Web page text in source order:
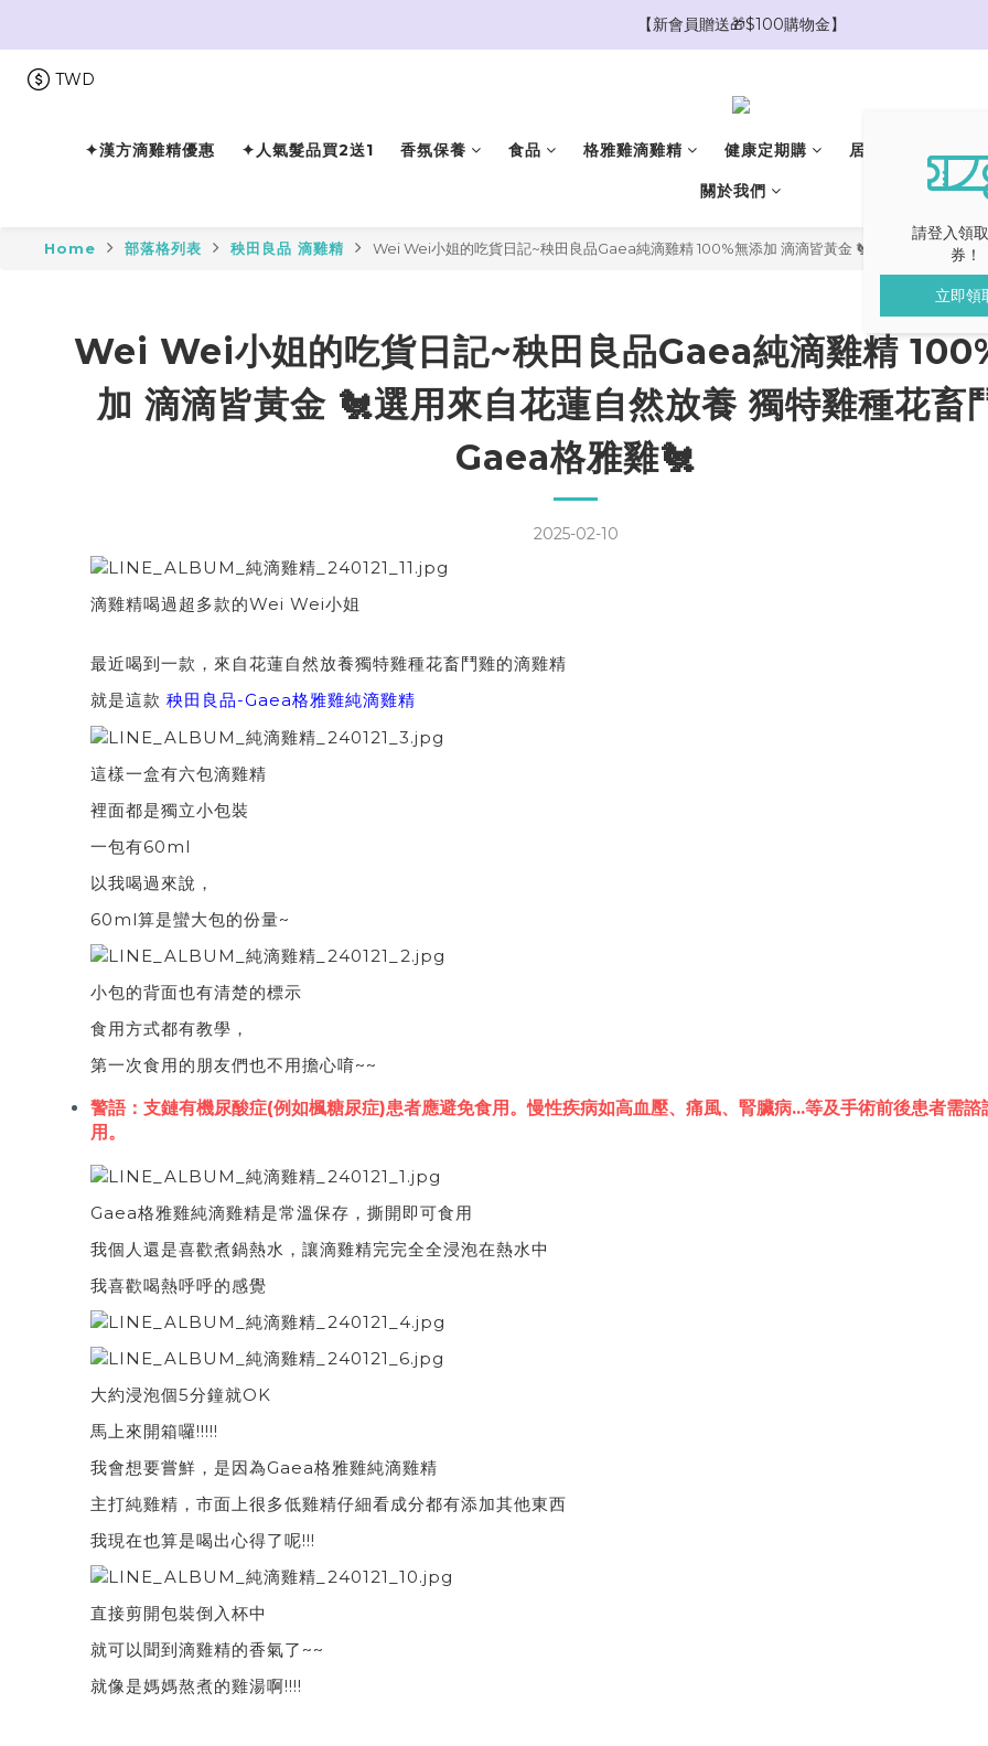
【限時爸氣加碼🧔消費滿$1888現折$188】
【新會員贈送🎁$100購物金】
TWD
請登入領
券！
立即領
✦漢方滴雞精優惠 ✦人氣髮品買2送1 香氛保養 食品 格雅雞滴雞精 健康定期購 居家香氛 精
關於我們
Home 部落格列表 秧田良品 滴雞精 Wei Wei小姐的吃貨日記~秧田良品Gaea純滴雞精 100%無添加 滴滴皆黃金 🐔選用來自花蓮自
Wei Wei小姐的吃貨日記~秧田良品Gaea純滴雞精
加 滴滴皆黃金 🐔選用來自花蓮自然放養 獨特雞種花畜
Gaea格雅雞🐔
2025-02-10
滴雞精喝過超多款的Wei Wei小姐
最近喝到一款，來自花蓮自然放養獨特雞種花畜鬥雞的滴雞精
就是這款 秧田良品-Gaea格雅雞純滴雞精
這樣一盒有六包滴雞精
裡面都是獨立小包裝
一包有60ml
以我喝過來說，
60ml算是蠻大包的份量~
小包的背面也有清楚的標示
食用方式都有教學，
第一次食用的朋友們也不用擔心唷~~
警語：支鏈有機尿酸症(例如楓糖尿症)患者應避免食用。慢性疾病如高血壓、痛風、腎臟病...等及手術前後患者需諮
用。
Gaea格雅雞純滴雞精是常溫保存，撕開即可食用
我個人還是喜歡煮鍋熱水，讓滴雞精完完全全浸泡在熱水中
我喜歡喝熱呼呼的感覺
大約浸泡個5分鐘就OK
馬上來開箱囉!!!!!
我會想要嘗鮮，是因為Gaea格雅雞純滴雞精
主打純雞精，市面上很多低雞精仔細看成分都有添加其他東西
我現在也算是喝出心得了呢!!!
直接剪開包裝倒入杯中
就可以聞到滴雞精的香氣了~~
就像是媽媽熬煮的雞湯啊!!!!